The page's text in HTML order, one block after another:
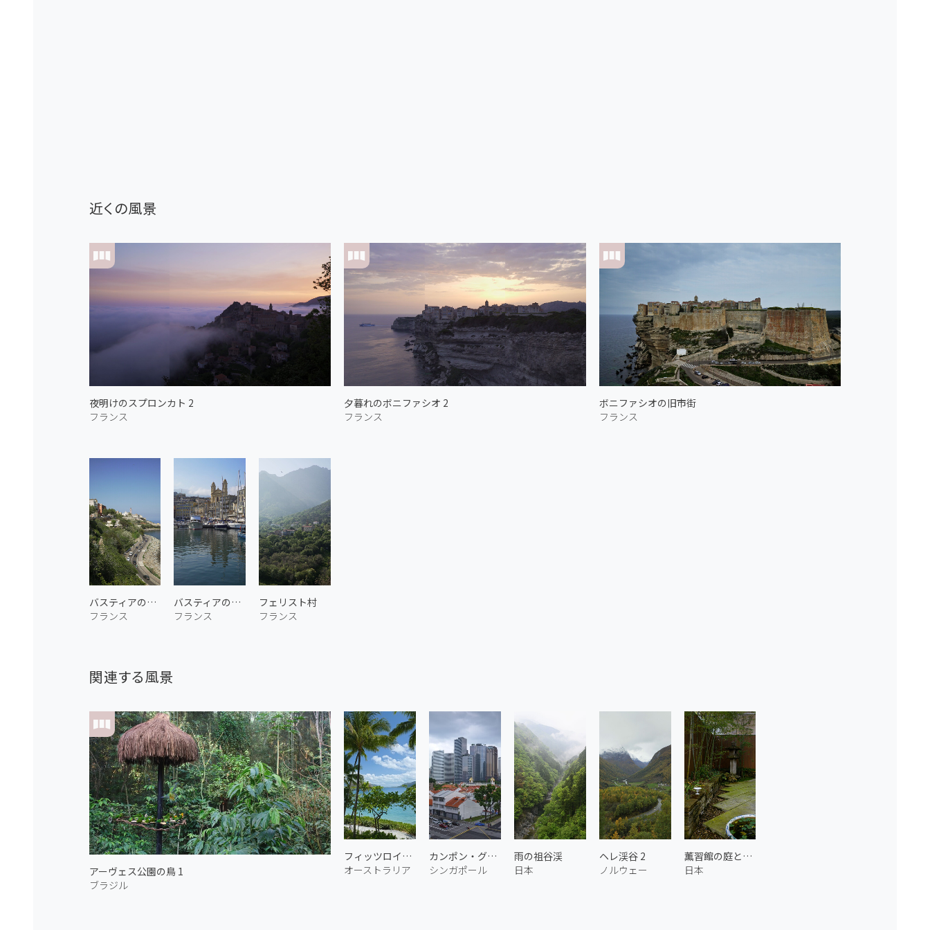
近くの風景
夜明けのスプロンカト 2
フランス
夕暮れのボニファシオ 2
フランス
ボニファシオの旧市街
フランス
バスティアの海岸沿い
フランス
バスティアの港 1
フランス
フェリスト村
フランス
関連する風景
アーヴェス公園の鳥 1
ブラジル
フィッツロイ島 5
オーストラリア
カンポン・グラム 1
シンガポール
雨の祖谷渓
日本
ヘレ渓谷 2
ノルウェー
薫習館の庭とお香
日本